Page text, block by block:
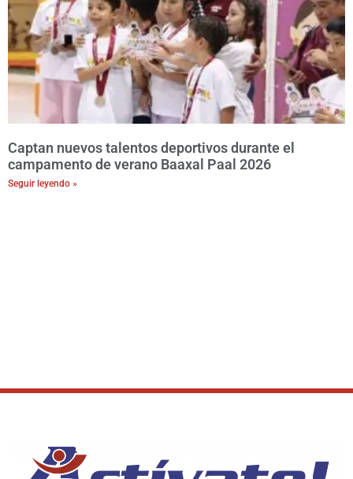
Captan nuevos talentos deportivos durante el
campamento de verano Baaxal Paal 2026
Seguir leyendo »